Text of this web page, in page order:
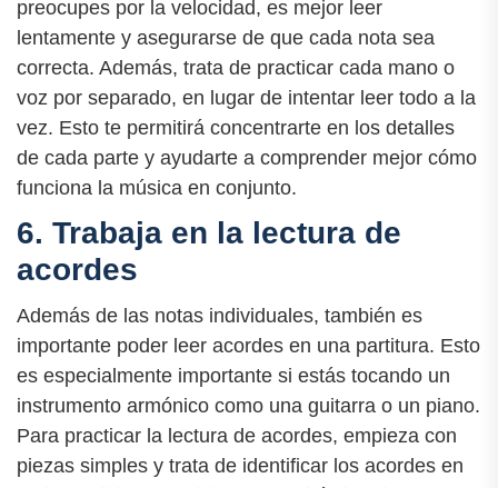
preocupes por la velocidad, es mejor leer
lentamente y asegurarse de que cada nota sea
correcta. Además, trata de practicar cada mano o
voz por separado, en lugar de intentar leer todo a la
vez. Esto te permitirá concentrarte en los detalles
de cada parte y ayudarte a comprender mejor cómo
funciona la música en conjunto.
6. Trabaja en la lectura de
acordes
Además de las notas individuales, también es
importante poder leer acordes en una partitura. Esto
es especialmente importante si estás tocando un
instrumento armónico como una guitarra o un piano.
Para practicar la lectura de acordes, empieza con
piezas simples y trata de identificar los acordes en